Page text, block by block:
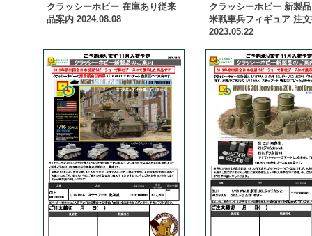
クラッシーホビー 在庫あり従来
品案内 2024.08.08
クラッシーホビー 新製
米戦車兵フィギュア 注
2023.05.22